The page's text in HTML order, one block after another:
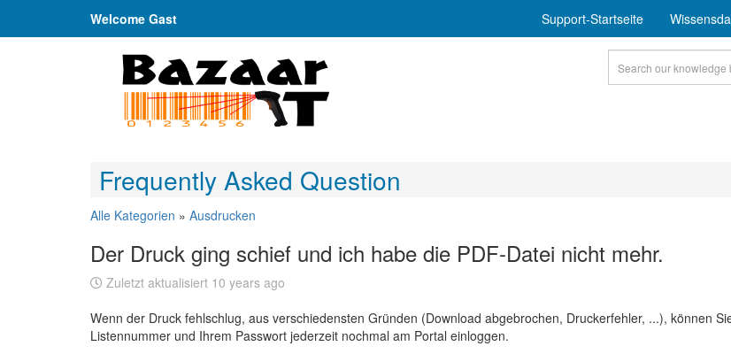
Welcome Gast Support-Startseite
Frequently Asked Question
Alle Kategorien » Ausdrucken
Der Druck ging schief und ich habe die PDF-Datei nicht mehr.
Zuletzt aktualisiert 10 years ago
Wenn der Druck fehlschlug, aus verschiedensten Gründen (Download abgebrochen, Druckerfehler, ...), können
Listennummer und Ihrem Passwort jederzeit nochmal am Portal einloggen.